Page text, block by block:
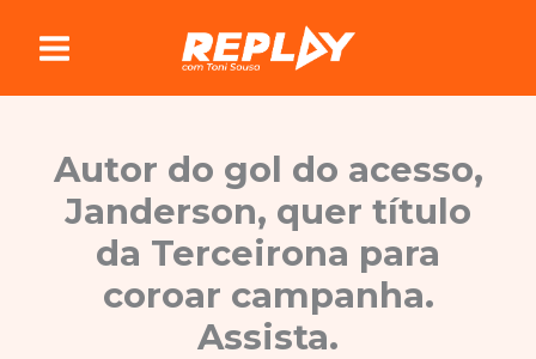
conteúdo
Autor do gol do acesso,
Janderson, quer título
da Terceirona para
coroar campanha.
Assista.